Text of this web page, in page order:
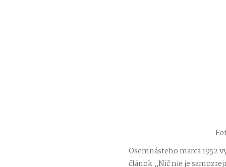
Osemnásteho marca 1952
článok „Nič nie je